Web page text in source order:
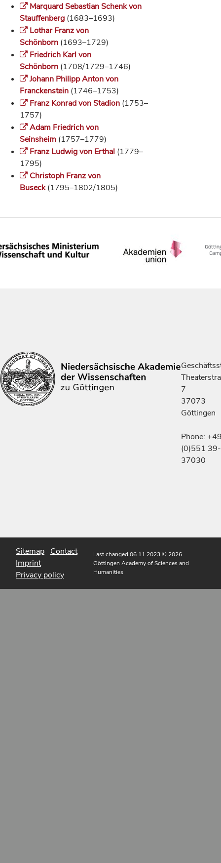
Marquard Sebastian Schenk von
Stauffenberg (1683–1693)
Lothar Franz von
Schönborn (1693–1729)
Friedrich Karl von
Schönborn (1708/1729–1746)
Johann Philipp Anton von
Franckenstein (1746–1753)
Franz Konrad von Stadion (1753–
1757)
Adam Friedrich von
Seinsheim (1757–1779)
Franz Ludwig von Erthal (1779–
1795)
Christoph Franz von
Buseck(1795–1802/1805)
7
37073
Göttingen
Phone:
(0)551 39-
37030
Sitemap Contact
Imprint
Privacy policy
Last changed 06.11.2023© 2026
Göttingen Academy of Sciences and
Humanities